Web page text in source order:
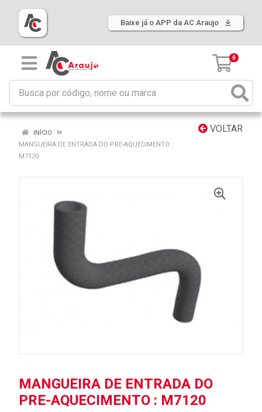
Baixe já o APP da AC Araujo
0
VOLTAR
INÍCIO
MANGUEIRA DE ENTRADA DO PRE-AQUECIMENTO :
M7120
MANGUEIRA DE ENTRADA DO
PRE-AQUECIMENTO : M7120